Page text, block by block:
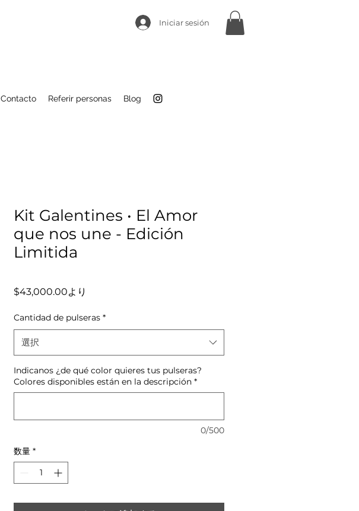
Iniciar sesión
Contacto Referir personas Blog
Kit Galentines • El Amor
que nos une - Edición
Limitida
$43,000.00より
ル
価
Cantidad de pulseras *
選択
Indicanos ¿de qué color quieres tus pulseras?
Colores disponibles están en la descripción *
0/500
数量 *